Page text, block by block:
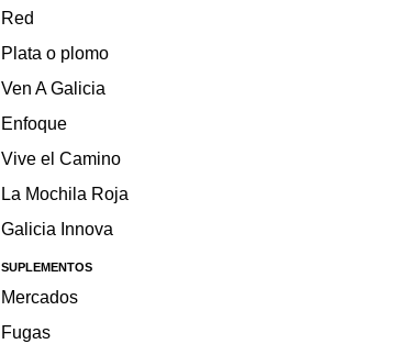
Red
Plata o plomo
Ven A Galicia
Enfoque
Vive el Camino
La Mochila Roja
Galicia Innova
SUPLEMENTOS
Mercados
Fugas